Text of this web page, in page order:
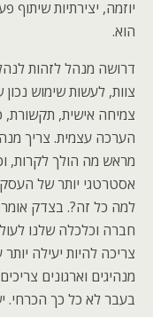
יוזמה, יצירתיות שיתוף
הוא.
דרושה מנהל לזהות
צוות, לעשות שימוש
צמיחה אישית, תקשורת,
הערכה עצמית. צריך
מראש מה הולך לקרות,
אסטרטגי יותר של העסק,
למה כל זה?. בצדק
חברה וכלכלה שלנו
צריכה להיות יעילה
מנהיגים וארגונים
בעבר לא כל כך הכרחי.